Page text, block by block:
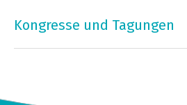
Kongresse und Tagungen